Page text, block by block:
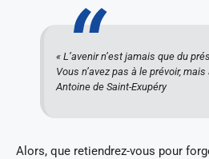
« L’avenir n’est jamais que du
Vous n’avez pas à le prévoir,
Antoine de Saint-Exupéry
Alors, que retiendrez-vous pour